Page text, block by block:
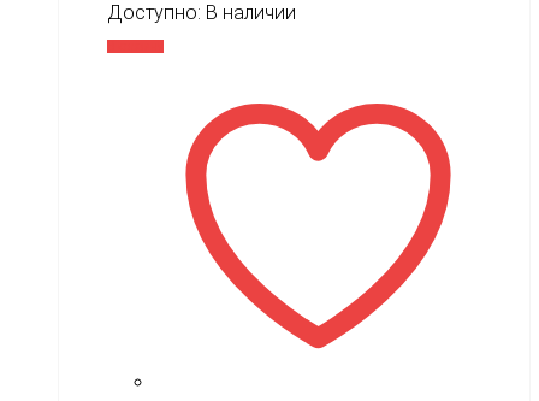
Доступно: В наличии